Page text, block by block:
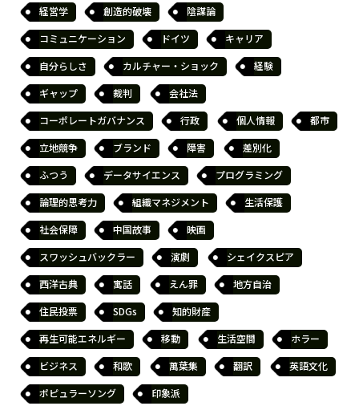
経営学
創造的破壊
陰謀論
コミュニケーション
ドイツ
キャリア
自分らしさ
カルチャー・ショック
経験
ギャップ
裁判
会社法
コーポレートガバナンス
行政 個人情報
都市
立地競争
ブランド 障害
差別化
ふつう
データサイエンス
プログラミング
論理的思考力
組織マネジメント
生活保護
社会保障
中国故事
映画
スワッシュバックラー
演劇
シェイクスピア
西洋古典
寓話 えん罪
地方自治
住民投票
SDGs
知的財産
再生可能エネルギー
移動 生活空間
ホラー
ビジネス
和歌 萬葉集 翻訳
英語文化
ポピュラーソング
印象派